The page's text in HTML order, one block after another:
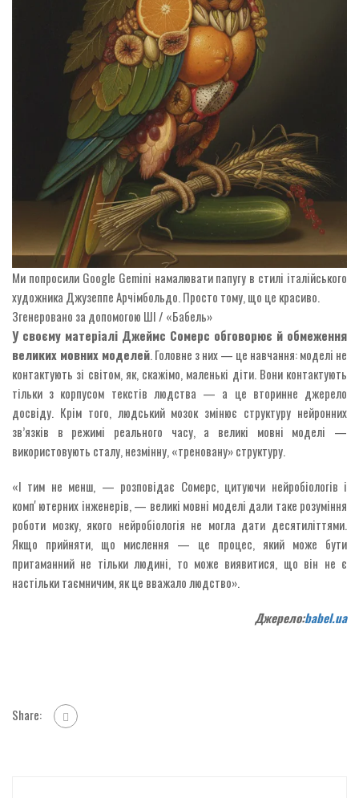
Ми попросили Google Gemini намалювати папугу в стилі італійського
художника Джузеппе Арчімбольдо. Просто тому, що це красиво.
Згенеровано за допомогою ШІ / «Бабель»
У своєму матеріалі Джеймс Сомерс обговорює й обмеження
великих мовних моделей. Головне з них — це навчання: моделі не
контактують зі світом, як, скажімо, маленькі діти. Вони контактують
тільки з корпусом текстів людства — а це вторинне джерело
досвіду. Крім того, людський мозок змінює структуру нейронних
зв’язків в режимі реального часу, а великі мовні моделі —
використовують сталу, незмінну, «треновану» структуру.
«І тим не менш, — розповідає Сомерс, цитуючи нейробіологів і
компʼютерних інженерів, — великі мовні моделі дали таке розуміння
роботи мозку, якого нейробіологія не могла дати десятиліттями.
Якщо прийняти, що мислення — це процес, який може бути
притаманний не тільки людині, то може виявитися, що він не є
настільки таємничим, як це вважало людство».
Джерело:babel.ua
Share: